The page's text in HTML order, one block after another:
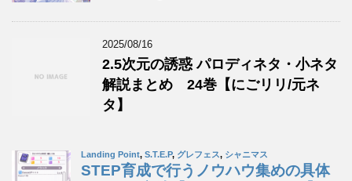
2025/08/16
2.5次元の誘惑 パロディネタ・小ネタ
解説まとめ 24巻【にごリリ/元ネ
タ】